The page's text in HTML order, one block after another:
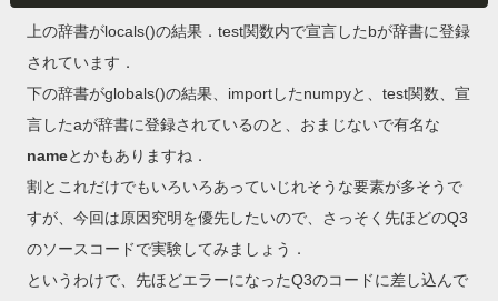
上の辞書がlocals()の結果．test関数内で宣言したbが辞書に登録
されています．
下の辞書がglobals()の結果、importしたnumpyと、test関数、宣
言したaが辞書に登録されているのと、おまじないで有名な
nameとかもありますね．
割とこれだけでもいろいろあっていじれそうな要素が多そうで
すが、今回は原因究明を優先したいので、さっそく先ほどのQ3
のソースコードで実験してみましょう．
というわけで、先ほどエラーになったQ3のコードに差し込んで